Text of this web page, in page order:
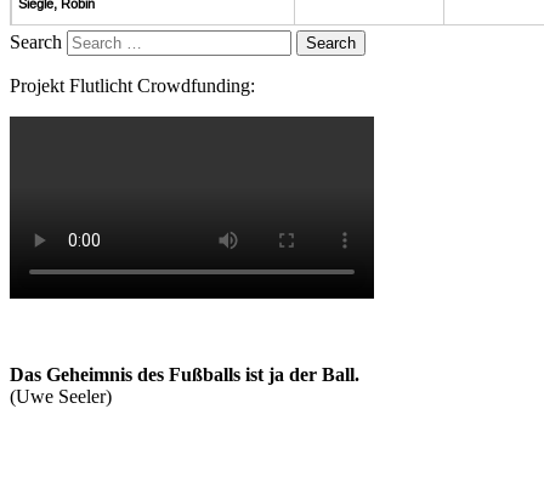
Search
Projekt Flutlicht Crowdfunding:
Das Geheimnis des Fußballs ist ja der Ball.
(Uwe Seeler)